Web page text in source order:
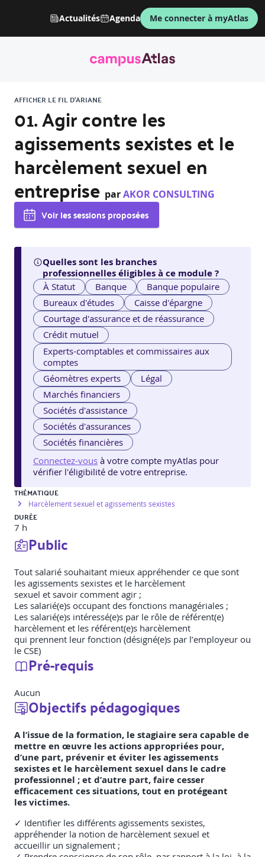
Actualités Agenda Me connecter à myAtlas
AFFICHER LE FIL D'ARIANE
01. Agir contre les
agissements sexistes et le
harcèlement sexuel en
entreprise parAKOR CONSULTING
Voir les sessions proposées
Quelles sont les branches
professionnelles éligibles à ce module ?
À Statut Banque
Banque populaire
Bureaux d'études
Caisse d'épargne
Courtage d'assurance et de réassurance
Crédit mutuel
Experts-comptables et commissaires aux
comptes
Géomètres experts
Légal
Marchés financiers
Sociétés d'assistance
Sociétés d'assurances
Sociétés financières
Connectez-vous à votre compte myAtlas pour
vérifier l'éligibilité de votre entreprise.
THÉMATIQUE
Harcèlement sexuel et agissements sexistes
DURÉE
7 h
Public
Tout salarié souhaitant mieux appréhender ce que sont
les agissements sexistes et le harcèlement
sexuel et savoir comment agir ;
Les salarié(e)s occupant des fonctions managériales ;
Les salarié(e)s intéressé(e)s par le rôle de référent(e)
harcèlement et les référent(e)s harcèlement
qui prennent leur fonction (désigné(e)s par l’employeur ou
le CSE)
Pré-requis
Aucun
Objectifs pédagogiques
A l’issue de la formation, le stagiaire sera capable de
mettre en œuvre les actions appropriées pour,
d’une part, prévenir et éviter les agissements
sexistes et le harcèlement sexuel dans le cadre
professionnel ; et d’autre part, faire cesser
efficacement ces situations, tout en protégeant
les victimes.
✓ Identifier les différents agissements sexistes,
appréhender la notion de harcèlement sexuel et
accueillir un signalement ;